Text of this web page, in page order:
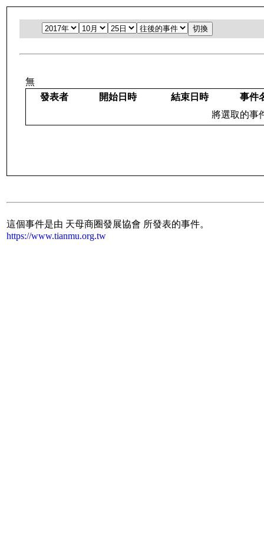
無
發表者
開始日時 結束日時
事件
將選取的事
這個事件是由 天母商圈發展協會 所發表的事件。
https://www.tianmu.org.tw